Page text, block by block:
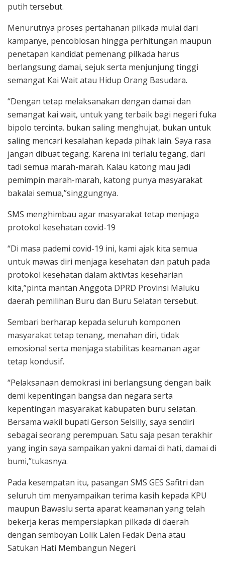
putih tersebut.
Menurutnya proses pertahanan pilkada mulai dari
kampanye, pencoblosan hingga perhitungan maupun
penetapan kandidat pemenang pilkada harus
berlangsung damai, sejuk serta menjunjung tinggi
semangat Kai Wait atau Hidup Orang Basudara.
“Dengan tetap melaksanakan dengan damai dan
semangat kai wait, untuk yang terbaik bagi negeri fuka
bipolo tercinta. bukan saling menghujat, bukan untuk
saling mencari kesalahan kepada pihak lain. Saya rasa
jangan dibuat tegang. Karena ini terlalu tegang, dari
tadi semua marah-marah. Kalau katong mau jadi
pemimpin marah-marah, katong punya masyarakat
bakalai semua,”singgungnya.
SMS menghimbau agar masyarakat tetap menjaga
protokol kesehatan covid-19
“Di masa pademi covid-19 ini, kami ajak kita semua
untuk mawas diri menjaga kesehatan dan patuh pada
protokol kesehatan dalam aktivtas keseharian
kita,”pinta mantan Anggota DPRD Provinsi Maluku
daerah pemilihan Buru dan Buru Selatan tersebut.
Sembari berharap kepada seluruh komponen
masyarakat tetap tenang, menahan diri, tidak
emosional serta menjaga stabilitas keamanan agar
tetap kondusif.
“Pelaksanaan demokrasi ini berlangsung dengan baik
demi kepentingan bangsa dan negara serta
kepentingan masyarakat kabupaten buru selatan.
Bersama wakil bupati Gerson Selsilly, saya sendiri
sebagai seorang perempuan. Satu saja pesan terakhir
yang ingin saya sampaikan yakni damai di hati, damai di
bumi,”tukasnya.
Pada kesempatan itu, pasangan SMS GES Safitri dan
seluruh tim menyampaikan terima kasih kepada KPU
maupun Bawaslu serta aparat keamanan yang telah
bekerja keras mempersiapkan pilkada di daerah
dengan semboyan Lolik Lalen Fedak Dena atau
Satukan Hati Membangun Negeri.